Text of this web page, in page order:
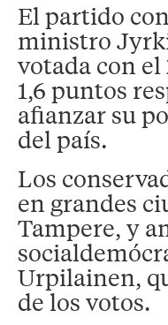
El partido
ministro
votada con el
1,6 puntos
afianzar su
del país.
Los
en grandes
Tampere, y
Urpilainen,
de los votos.